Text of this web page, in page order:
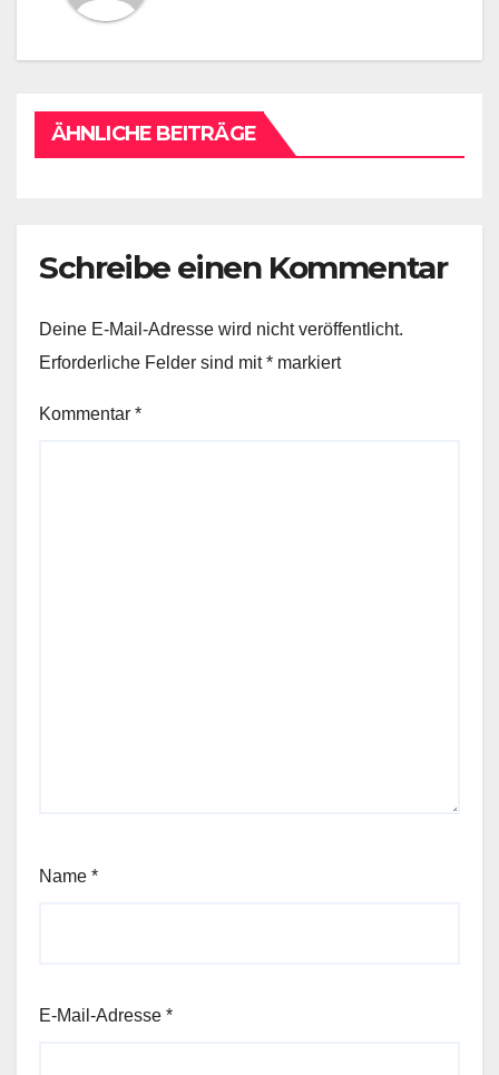
ÄHNLICHE BEITRÄGE
Schreibe einen Kommentar
Deine E-Mail-Adresse wird nicht veröffentlicht.
Erforderliche Felder sind mit* markiert
Kommentar *
Name *
E-Mail-Adresse *